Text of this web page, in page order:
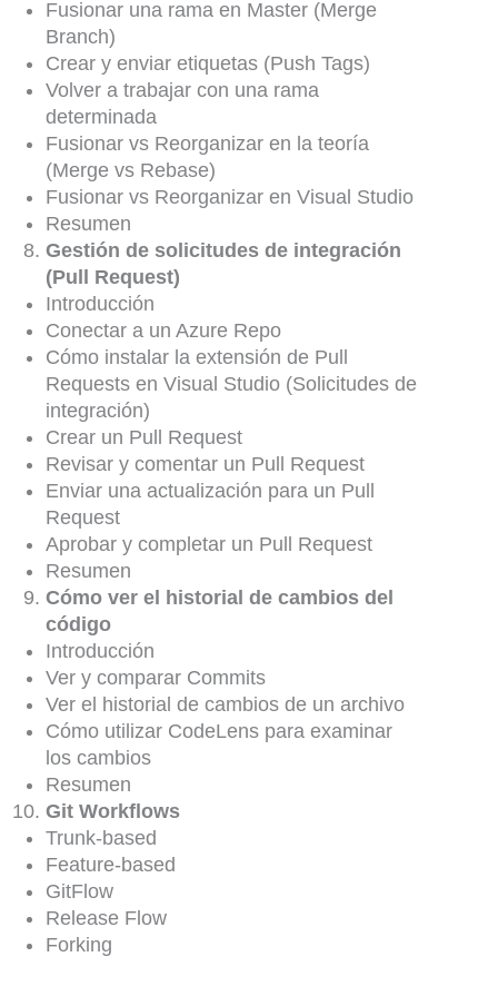
Fusionar una rama en Master (Merge
Branch)
Crear y enviar etiquetas (Push Tags)
Volver a trabajar con una rama
determinada
Fusionar vs Reorganizar en la teoría
(Merge vs Rebase)
Fusionar vs Reorganizar en Visual Studio
Resumen
Gestión de solicitudes de integración
(Pull Request)
Introducción
Conectar a un Azure Repo
Cómo instalar la extensión de Pull
Requests en Visual Studio (Solicitudes de
integración)
Crear un Pull Request
Revisar y comentar un Pull Request
Enviar una actualización para un Pull
Request
Aprobar y completar un Pull Request
Resumen
Cómo ver el historial de cambios del
código
Introducción
Ver y comparar Commits
Ver el historial de cambios de un archivo
Cómo utilizar CodeLens para examinar
los cambios
Resumen
Git Workflows
Trunk-based
Feature-based
GitFlow
Release Flow
Forking